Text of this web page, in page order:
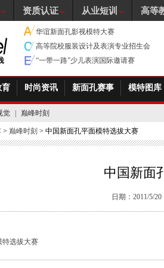
华谊新面孔影视模特大赛
高等院校服装设计及表演专业招生会
“一带一路”少儿表演国际邀请赛
育 时尚资讯 新面孔赛事 模特图库
觉 巅峰时刻
> 巅峰时刻 > 中国新面孔平面模特选拔大赛
中国新面
日期：2011/5/20
特选拔大赛
资质认证 从业短训 高等